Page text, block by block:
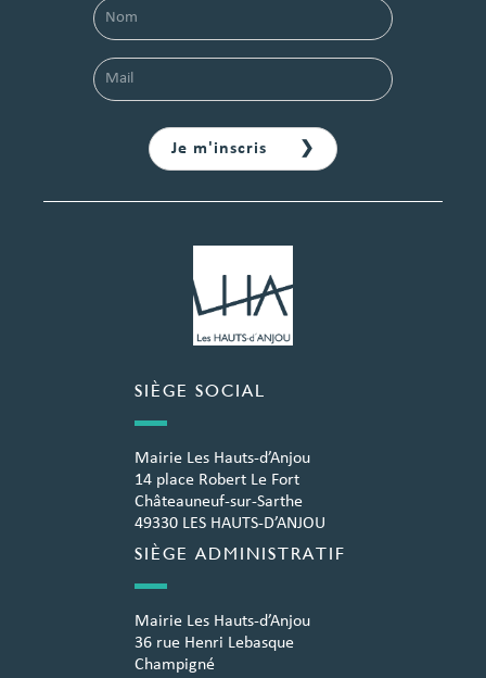
SIÈGE SOCIAL
Mairie Les Hauts-d’Anjou
14 place Robert Le Fort
Châteauneuf-sur-Sarthe
49330 LES HAUTS-D’ANJOU
SIÈGE ADMINISTRATIF
Mairie Les Hauts-d’Anjou
36 rue Henri Lebasque
Champigné